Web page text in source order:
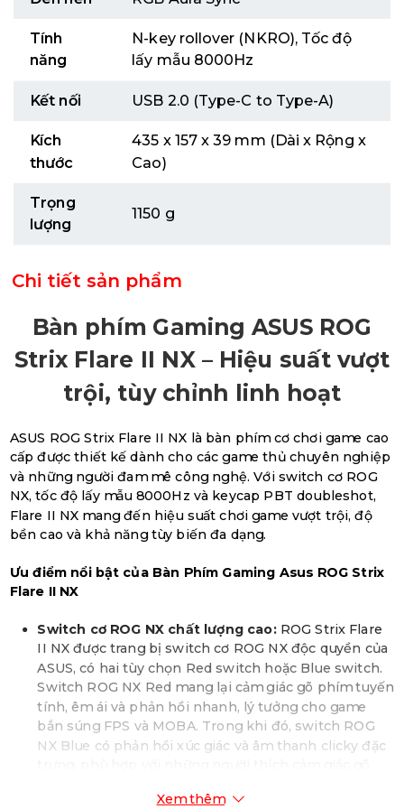
Tính
năng
N-key rollover (NKRO), Tốc độ
lấy mẫu 8000Hz
Kết nối USB 2.0 (Type-C to Type-A)
Kích
thước
435 x 157 x 39 mm (Dài x Rộng x
Cao)
Trọng
lượng
1150 g
Chi tiết sản phẩm
Bàn phím Gaming ASUS ROG
Strix Flare II NX – Hiệu suất vượt
trội, tùy chỉnh linh hoạt
ASUS ROG Strix Flare II NX là bàn phím cơ chơi game cao
cấp được thiết kế dành cho các game thủ chuyên nghiệp
và những người đam mê công nghệ. Với switch cơ ROG
NX, tốc độ lấy mẫu 8000Hz và keycap PBT doubleshot,
Flare II NX mang đến hiệu suất chơi game vượt trội, độ
bền cao và khả năng tùy biến đa dạng.
Ưu điểm nổi bật của Bàn Phím Gaming Asus ROG Strix
Flare II NX
Switch cơ ROG NX chất lượng cao:ROG Strix Flare
II NX được trang bị switch cơ ROG NX độc quyền của
ASUS, có hai tùy chọn Red switch hoặc Blue switch.
Switch ROG NX Red mang lại cảm giác gõ phím tuyến
tính, êm ái và phản hồi nhanh, lý tưởng cho game
bắn súng FPS và MOBA. Trong khi đó, switch ROG
NX Blue có phản hồi xúc giác và âm thanh clicky đặc
Xem thêm